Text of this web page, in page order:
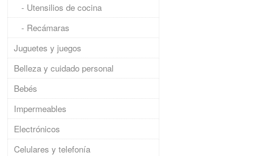
- Utensilios de cocina
- Recámaras
Juguetes y juegos
Belleza y cuidado personal
Bebés
Impermeables
Electrónicos
Celulares y telefonía